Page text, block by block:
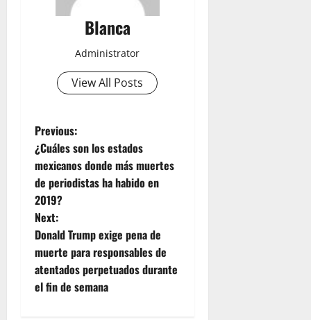
Blanca
Administrator
View All Posts
P
o
s
t
n
a
Previous:
¿Cuáles son los estados
mexicanos donde más muertes
de periodistas ha habido en
2019?
Next:
Donald Trump exige pena de
muerte para responsables de
atentados perpetuados durante
el fin de semana